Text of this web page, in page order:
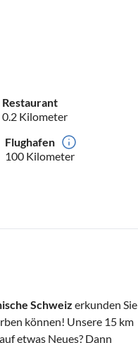
Restaurant
0.2 Kilometer
Flughafen
100 Kilometer
Schweiz erkunden Sie
können! Unsere 15 km
etwas Neues? Dann